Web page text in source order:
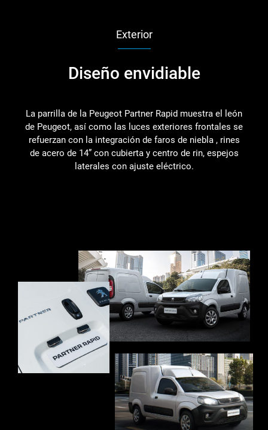
Exterior
Diseño envidiable
La parrilla de la Peugeot Partner Rapid muestra el león
de Peugeot, así como las luces exteriores frontales se
refuerzan con la integración de faros de niebla , rines
de acero de 14” con cubierta y centro de rin, espejos
laterales con ajuste eléctrico.